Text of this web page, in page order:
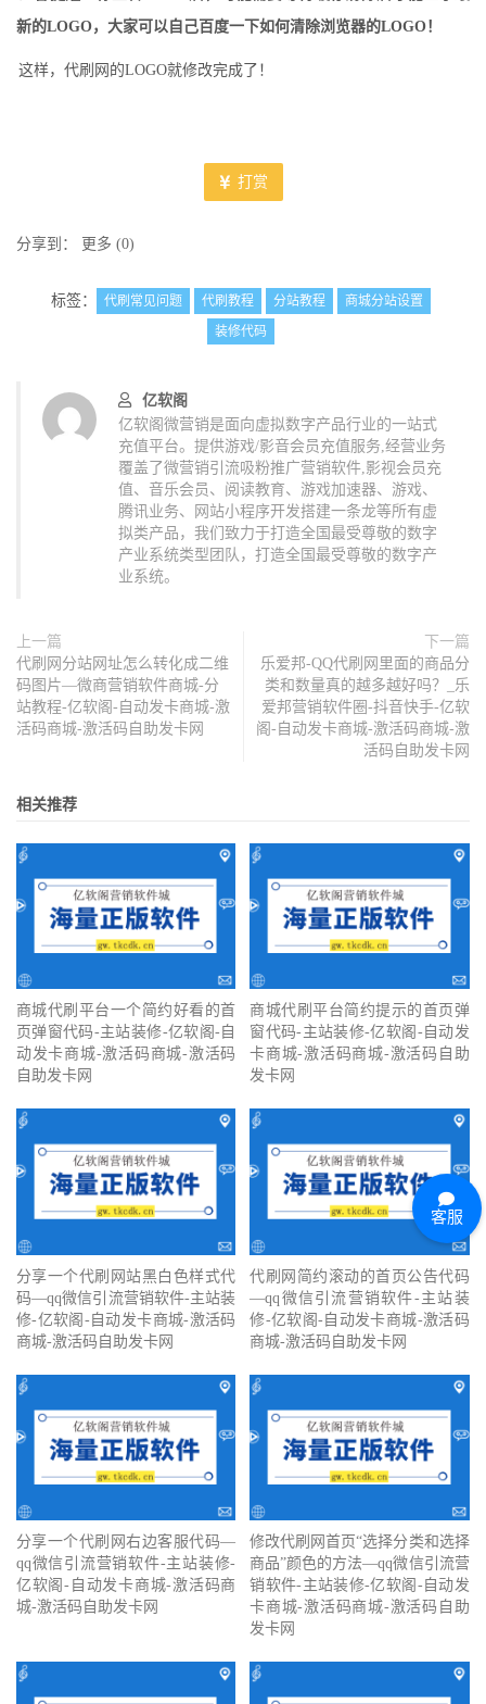
新的LOGO，大家可以自己百度一下如何清除浏览器的LOGO！
这样，代刷网的LOGO就修改完成了！
打赏
分享到： 更多 (0)
标签： 代刷常见问题 代刷教程 分站教程
商城分站设置
装修代码
亿软阁
亿软阁微营销是面向虚拟数字产品行业的一站式
充值平台。提供游戏/影音会员充值服务,经营业务
覆盖了微营销引流吸粉推广营销软件,影视会员充
值、音乐会员、阅读教育、游戏加速器、游戏、
腾讯业务、网站小程序开发搭建一条龙等所有虚
拟类产品，我们致力于打造全国最受尊敬的数字
产业系统类型团队，打造全国最受尊敬的数字产
业系统。
上一篇
代刷网分站网址怎么转化成二维
码图片—微商营销软件商城-分
站教程-亿软阁-自动发卡商城-激
活码商城-激活码自助发卡网
下一篇
乐爱邦-QQ代刷网里面的商品分
类和数量真的越多越好吗？_乐
爱邦营销软件圈-抖音快手-亿软
阁-自动发卡商城-激活码商城-激
活码自助发卡网
相关推荐
商城代刷平台一个简约好看的首
页弹窗代码-主站装修-亿软阁-自
动发卡商城-激活码商城-激活码
自助发卡网
商城代刷平台简约提示的首页弹
窗代码-主站装修-亿软阁-自动发
卡商城-激活码商城-激活码自助
发卡网
分享一个代刷网站黑白色样式代
码—qq微信引流营销软件-主站装
修-亿软阁-自动发卡商城-激活码
商城-激活码自助发卡网
代刷网简约滚动的首页公告代码
—qq微信引流营销软件-主站装
修-亿软阁-自动发卡商城-激活码
商城-激活码自助发卡网
分享一个代刷网右边客服代码—
qq微信引流营销软件-主站装修-
亿软阁-自动发卡商城-激活码商
城-激活码自助发卡网
修改代刷网首页“选择分类和选择
商品”颜色的方法—qq微信引流营
销软件-主站装修-亿软阁-自动发
卡商城-激活码商城-激活码自助
发卡网
客服